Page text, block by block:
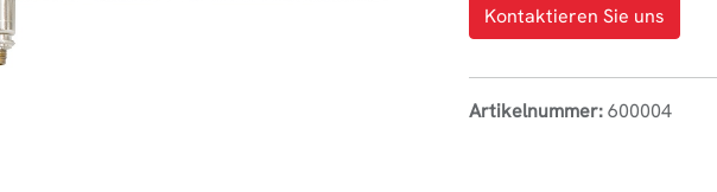
Kontaktieren Sie uns
Artikelnummer:600004